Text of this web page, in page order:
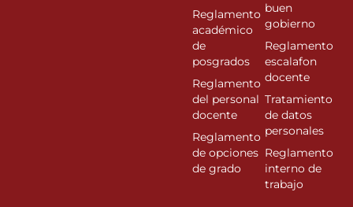
Reglamento
académico
de
posgrados
Reglamento
del personal
docente
Reglamento
de opciones
de grado
buen
gobierno
Reglamento
escalafon
docente
Tratamiento
de datos
personales
Reglamento
interno de
trabajo